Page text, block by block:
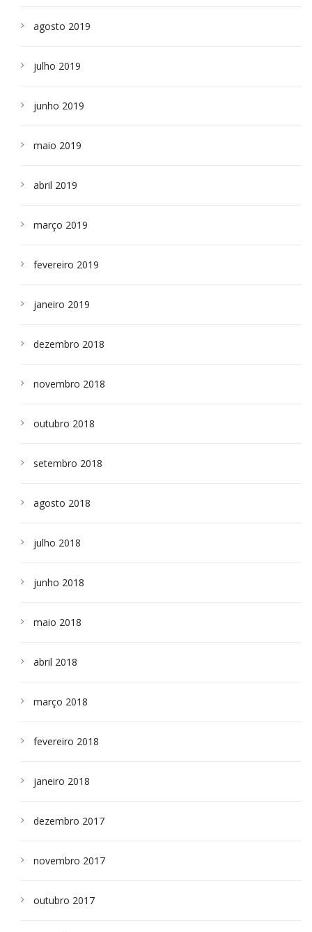
agosto 2019
julho 2019
junho 2019
maio 2019
abril 2019
março 2019
fevereiro 2019
janeiro 2019
dezembro 2018
novembro 2018
outubro 2018
setembro 2018
agosto 2018
julho 2018
junho 2018
maio 2018
abril 2018
março 2018
fevereiro 2018
janeiro 2018
dezembro 2017
novembro 2017
outubro 2017